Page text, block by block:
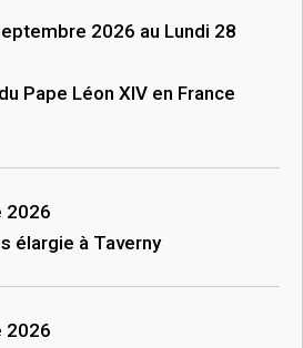
2026 au Lundi 28
Pape Léon XIV en France
2026
élargie à Taverny
2026